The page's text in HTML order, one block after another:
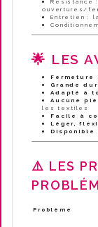
Résistance
ouvertures/
Entretien :
🌟 LES
Fermeture
Grande
Adapté à
Aucune
les textiles
Facile à
Léger,
⚠️ LES
Problème